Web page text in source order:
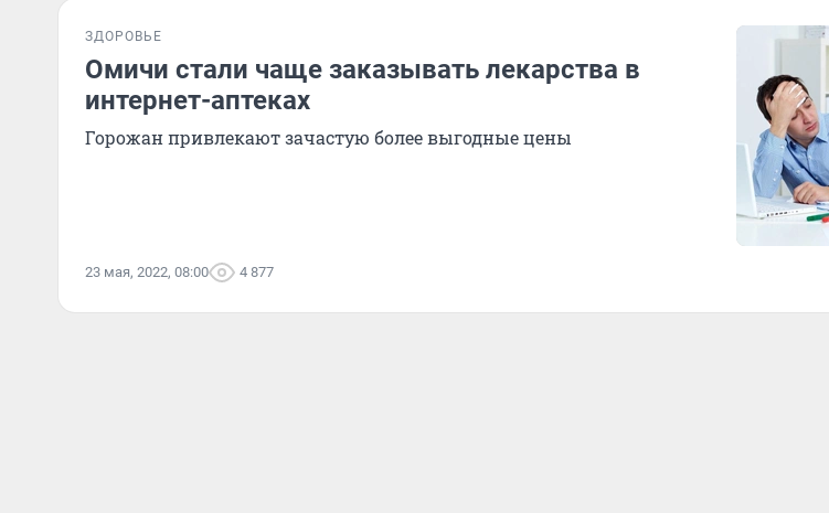
ЗДОРОВЬЕ
Омичи стали чаще заказывать лекарства в
интернет-аптеках
Горожан привлекают зачастую более выгодные цены
23 мая, 2022, 08:00 4 877